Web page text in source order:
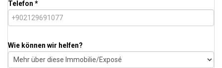
Telefon *
Wie können wir helfen?